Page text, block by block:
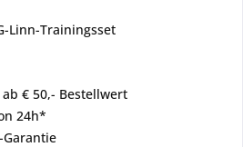
Linn-Trainingsset
€ 50,- Bestellwert
24h*
Garantie